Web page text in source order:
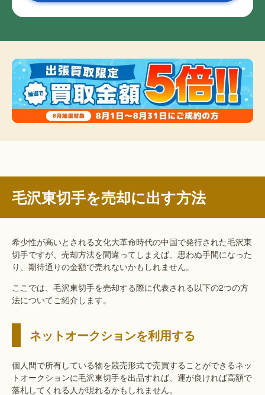
毛沢東切手を売却に出す方法
希少性が高いとされる文化大革命時代の中国で発行された毛沢東
切手ですが、売却方法を間違ってしまえば、思わぬ手間になった
り、期待通りの金額で売れないかもしれません。
ここでは、毛沢東切手を売却する際に代表される以下の2つの方
法についてご紹介します。
ネットオークションを利用する
個人間で所有している物を競売形式で売買することができるネッ
トオークションに毛沢東切手を出品すれば、運が良ければ高額で
落札してくれる人が現れるかもしれません。